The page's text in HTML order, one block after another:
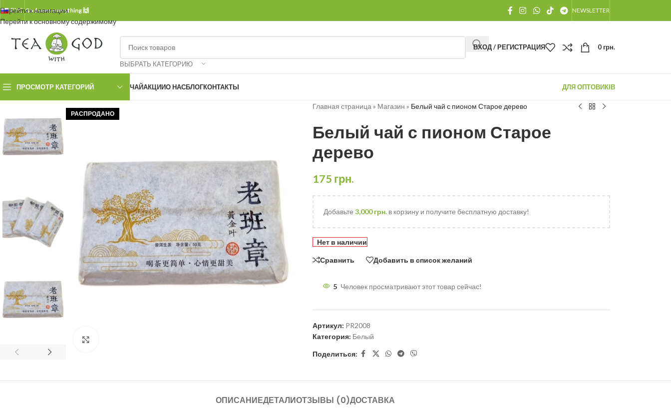
Перейти к навигации
Перейти к основному содержимому
РУС.God sees everything 🙌 NEWSLETTER
ВЫБРАТЬ КАТЕГОРИЮ
ВХОД / РЕГИСТРАЦИЯ 0 грн.
ПРОСМОТР КАТЕГОРИЙ ЧАЙАКЦИИО НАСБЛОГКОНТАКТЫ ДЛЯ ОПТОВИКІВ
РАСПРОДАНО
Главная страница » Магазин » Белый чай с пионом Старое дерево
Белый чай с пионом Старое
дерево
175 грн.
Добавьте 3,000грн.в корзину и получите бесплатную доставку!
Нет в наличии
Сравнить Добавить в список желаний
5 Человек просматривают этот товар сейчас!
Артикул: PR2008
Категория: Белый
Поделиться:
ОПИСАНИЕДЕТАЛИОТЗЫВЫ (0)ДОСТАВКА